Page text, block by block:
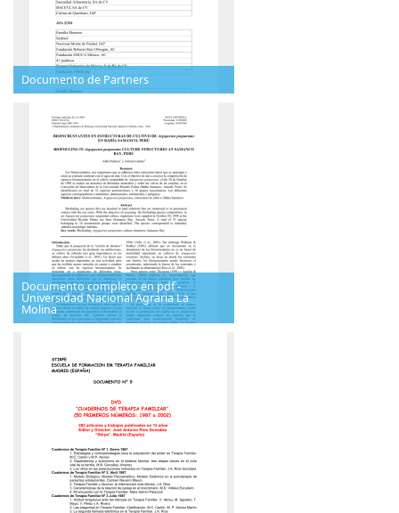
Documento de Partners
Documento completo en pdf -
Universidad Nacional Agraria La
Molina